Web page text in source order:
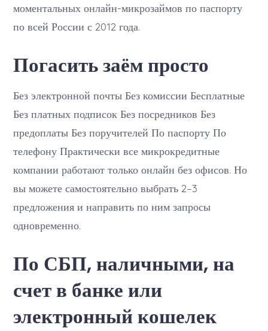
моментальных онлайн-микрозаймов по паспорту
по всей России с 2012 года.
Погасить заём просто
Без электронной почты Без комиссии Бесплатные
Без платных подписок Без посредников Без
предоплаты Без поручителей По паспорту По
телефону Практически все микрокредитные
компании работают только онлайн без офисов. Но
вы можете самостоятельно выбрать 2–3
предложения и направить по ним запросы
одновременно.
По СБП, наличными, на
счет в банке или
электронный кошелек